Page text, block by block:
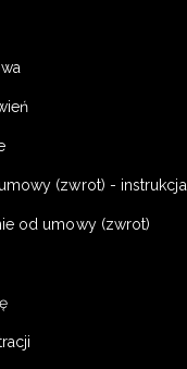
(zwrot) - instrukcja
od umowy (zwrot)